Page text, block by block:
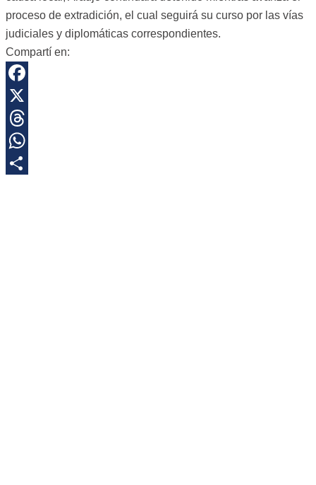
proceso de extradición, el cual seguirá su curso por las vías
judiciales y diplomáticas correspondientes.
Compartí en:
Facebook
X
Threads
WhatsApp